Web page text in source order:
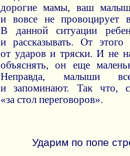
дорогие мамы, ваш малыш
и вовсе не провоцирует
В данной ситуации
и рассказывать. От
от ударов и тряски. И не
объяснять, он еще
Неправда, малыши
и запоминают. Так что,
«за стол переговоров».
Ударим по попе